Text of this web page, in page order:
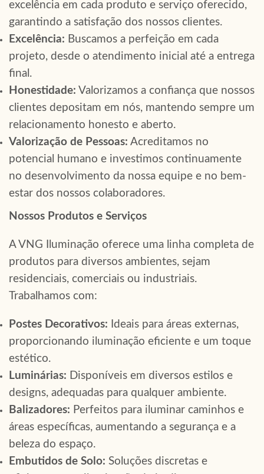
excelência em cada produto e serviço oferecido,
garantindo a satisfação dos nossos clientes.
Excelência: Buscamos a perfeição em cada
projeto, desde o atendimento inicial até a entrega
final.
Honestidade: Valorizamos a confiança que nossos
clientes depositam em nós, mantendo sempre um
relacionamento honesto e aberto.
Valorização de Pessoas: Acreditamos no
potencial humano e investimos continuamente
no desenvolvimento da nossa equipe e no bem-
estar dos nossos colaboradores.
Nossos Produtos e Serviços
A VNG Iluminação oferece uma linha completa de
produtos para diversos ambientes, sejam
residenciais, comerciais ou industriais.
Trabalhamos com:
Postes Decorativos: Ideais para áreas externas,
proporcionando iluminação eficiente e um toque
estético.
Luminárias: Disponíveis em diversos estilos e
designs, adequadas para qualquer ambiente.
Balizadores: Perfeitos para iluminar caminhos e
áreas específicas, aumentando a segurança e a
beleza do espaço.
Embutidos de Solo: Soluções discretas e